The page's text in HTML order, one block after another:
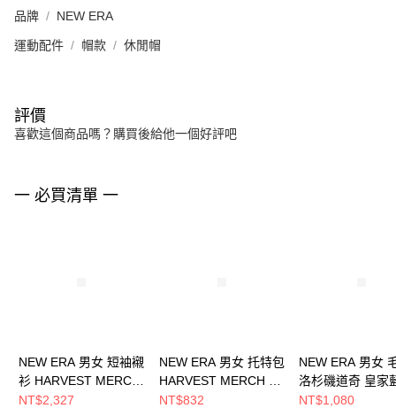
品牌 NEW ERA
運動配件 帽款 休閒帽
評價
喜歡這個商品嗎？購買後給他一個好評吧
一 必買清單 一
NEW ERA 男女 短袖襯
衫 HARVEST MERCH
洛杉磯道奇 白
NT$2,327
NEW ERA 男女 托特包
HARVEST MERCH 洛
杉磯道奇 白
NT$832
NEW ERA 男女
洛杉磯道奇 皇家
NE70730206
NT$1,080